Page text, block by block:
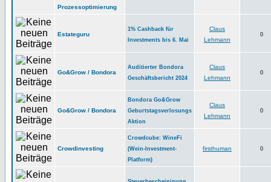
Prozessoptimierung
Estateguru
1% Cashback für
Investments bis 6. Mai
Claus
Lehmann
0
Go&Grow / Bondora
Auditierter Bondora
Geschäftsbericht 2024
Claus
Lehmann
0
Go&Grow / Bondora
Bondora Go&Grow
Geburtstagsverlosungs
Aktion
Claus
Lehmann
0
Crowdinvesting
Crowdcube: WineFi
(Wein-Investment-
Platform)
firsthuman 0